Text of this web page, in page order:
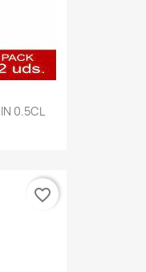
0.5CL
favorite_border